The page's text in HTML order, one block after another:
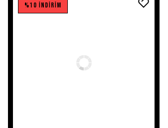
%10 İNDİRİM